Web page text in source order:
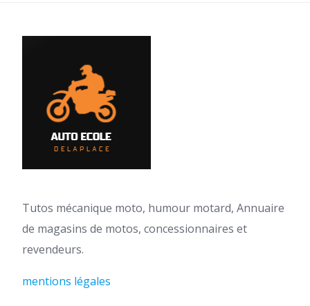
Tutos mécanique moto, humour motard, Annuaire
de magasins de motos, concessionnaires et
revendeurs.
mentions légales